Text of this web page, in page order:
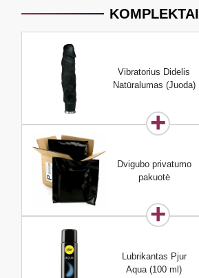
KOMPLEKTAI
Vibratorius Didelis
Natūralumas (Juoda)
Dvigubo privatumo
pakuotė
Lubrikantas Pjur
Aqua (100 ml)